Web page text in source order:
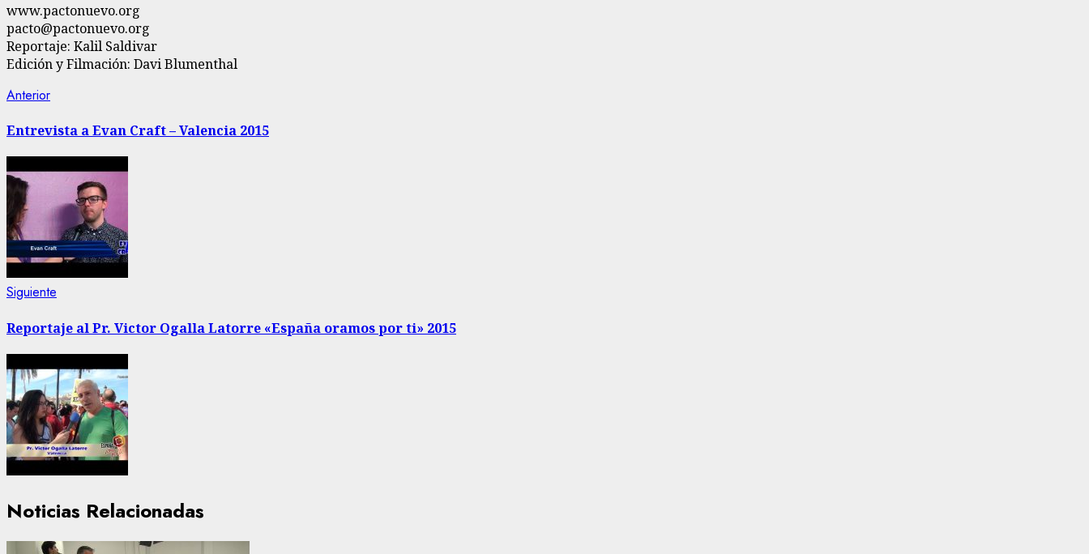
www.pactonuevo.org
pacto@pactonuevo.org
Reportaje: Kalil Saldivar
Edición y Filmación: Davi Blumenthal
Navegación
de
entradas
AnteriorEntrada
Entrevista a Evan Craft – Valencia 2015
Siguiente
Reportaje al Pr. Victor Ogalla Latorre «España oramos por ti» 2015
Noticias Relacionadas